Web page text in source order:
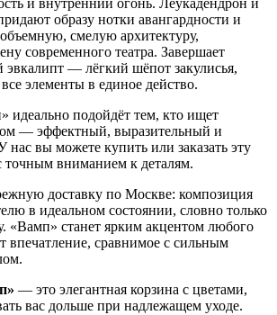
и внутренний огонь. Леукадендрон и
образу нотки авангардности и
объемную, смелую архитектуру,
современного театра. Завершает
эвкалипт — лёгкий шёпот закулисья,
элементы в единое действо.
идеально подойдёт тем, кто ищет
— эффектный, выразительный и
вы можете купить или заказать эту
точным вниманием к деталям.
доставку по Москве: композиция
в идеальном состоянии, словно только
«Вамп» станет ярким акцентом любого
впечатление, сравнимое с сильным
— это элегантная корзина с цветами,
вас дольше при надлежащем уходе.